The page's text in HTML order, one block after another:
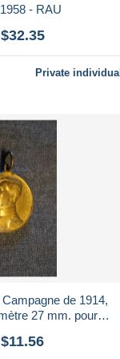
- RAU
Private individual
de 1914,
27 mm. pour